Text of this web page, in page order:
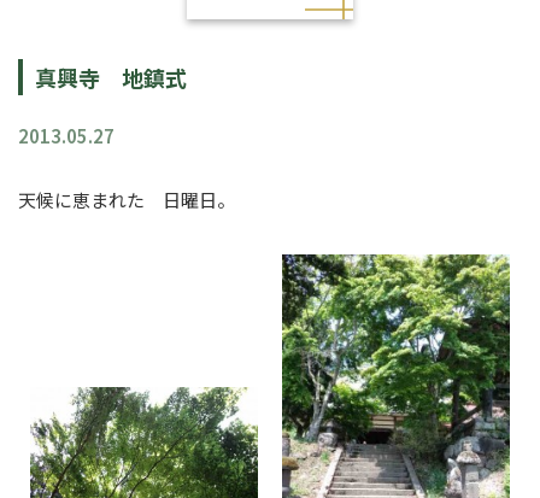
真興寺 地鎮式
2013.05.27
天候に恵まれた 日曜日。